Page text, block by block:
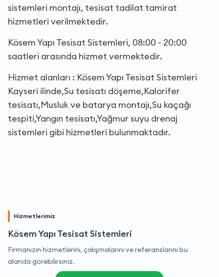
sistemleri montajı, tesisat tadilat tamirat
hizmetleri verilmektedir.
Kösem Yapı Tesisat Sistemleri, 08:00 - 20:00
saatleri arasında hizmet vermektedir.
Hizmet alanları : Kösem Yapı Tesisat Sistemleri
Kayseri ilinde,Su tesisatı döşeme,Kalorifer
tesisatı,Musluk ve batarya montajı,Su kaçağı
tespiti,Yangın tesisatı,Yağmur suyu drenaj
sistemleri gibi hizmetleri bulunmaktadır.
Hizmetlerimiz
Kösem Yapı Tesisat Sistemleri
Firmanızın hizmetlerini, çalışmalarını ve referanslarını bu
alanda görebilirsiniz.